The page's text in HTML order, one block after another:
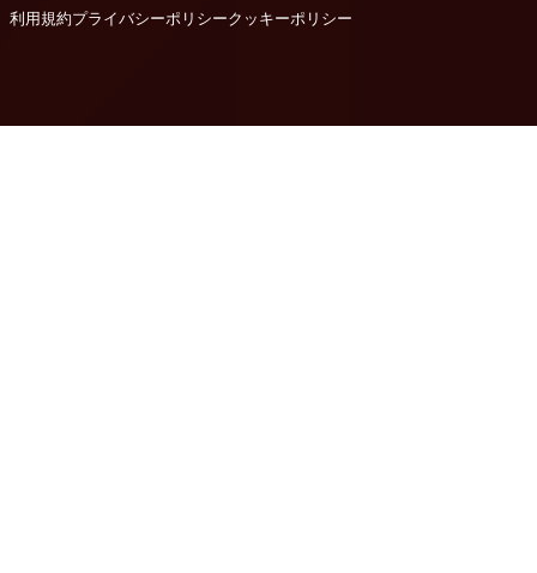
利用規約プライバシーポリシークッキーポリシー